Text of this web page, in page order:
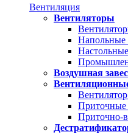
Вентиляция
Вентиляторы
Напольные
Воздушная
Приточные
Приточно-